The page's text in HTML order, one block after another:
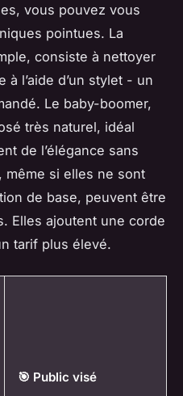
vous pouvez vous
pointues. La
consiste à nettoyer
l’aide d’un stylet - un
Le baby-boomer,
très naturel, idéal
de l’élégance sans
même si elles ne sont
de base, peuvent être
Elles ajoutent une corde
tarif plus élevé.
🎯 Public visé